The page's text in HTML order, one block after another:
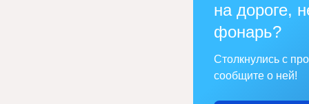
на дороге,
фонарь?
Столкнулись с
сообщите о ней!